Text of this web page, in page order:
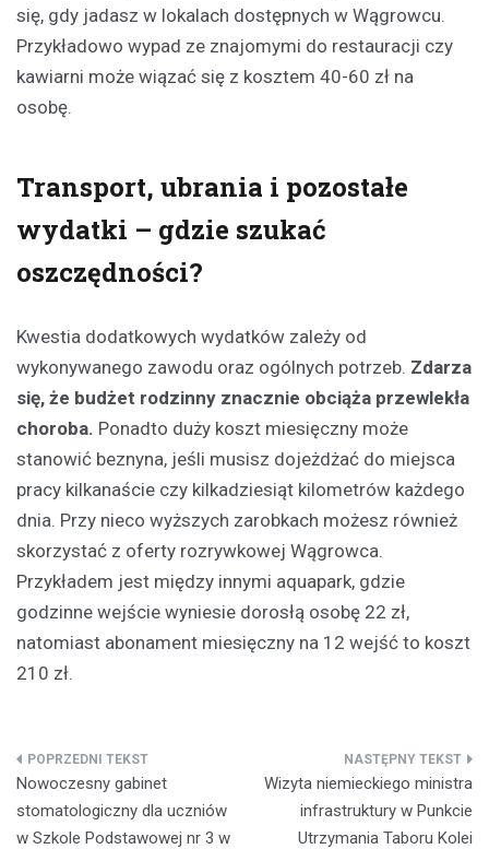
się, gdy jadasz w lokalach dostępnych w Wągrowcu.
Przykładowo wypad ze znajomymi do restauracji czy
kawiarni może wiązać się z kosztem 40-60 zł na
osobę.
Transport, ubrania i pozostałe
wydatki – gdzie szukać
oszczędności?
Kwestia dodatkowych wydatków zależy od
wykonywanego zawodu oraz ogólnych potrzeb. Zdarza
się, że budżet rodzinny znacznie obciąża przewlekła
choroba. Ponadto duży koszt miesięczny może
stanowić beznyna, jeśli musisz dojeżdżać do miejsca
pracy kilkanaście czy kilkadziesiąt kilometrów każdego
dnia. Przy nieco wyższych zarobkach możesz również
skorzystać z oferty rozrywkowej Wągrowca.
Przykładem jest między innymi aquapark, gdzie
godzinne wejście wyniesie dorosłą osobę 22 zł,
natomiast abonament miesięczny na 12 wejść to koszt
210 zł.
Nawigacja
wpisu
Nowoczesny gabinet
stomatologiczny dla uczniów
w Szkole Podstawowej nr 3 w
Wizyta niemieckiego ministra
infrastruktury w Punkcie
Utrzymania Taboru Kolei